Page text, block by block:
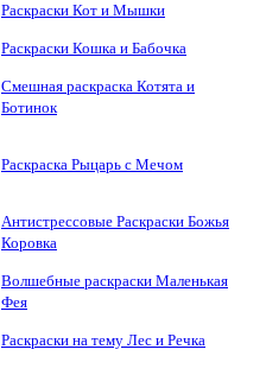
Раскраски Кот и Мышки
Раскраски Кошка и Бабочка
Смешная раскраска Котята и
Ботинок
Раскраска Рыцарь с Мечом
Антистрессовые Раскраски Божья
Коровка
Волшебные раскраски Маленькая
Фея
Раскраски на тему Лес и Речка